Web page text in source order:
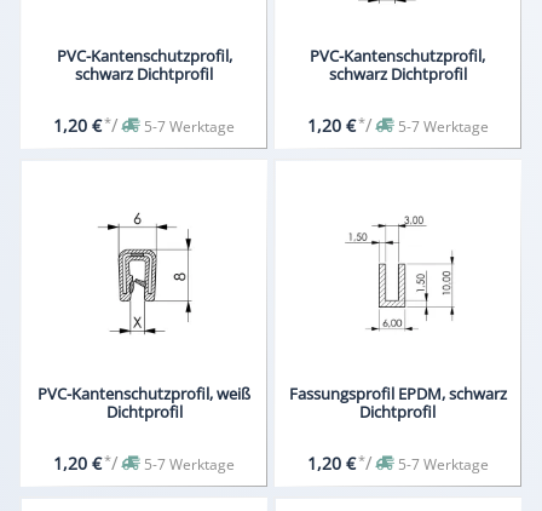
PVC-Kantenschutzprofil,
schwarz Dichtprofil
1,20 €*/ 5-7 Werktage
PVC-Kantenschutzprofil,
schwarz Dichtprofil
1,20 €*/ 5-7 Werktage
PVC-Kantenschutzprofil, weiß
Dichtprofil
1,20 €*/ 5-7 Werktage
Fassungsprofil EPDM, schwarz
Dichtprofil
1,20 €*/ 5-7 Werktage